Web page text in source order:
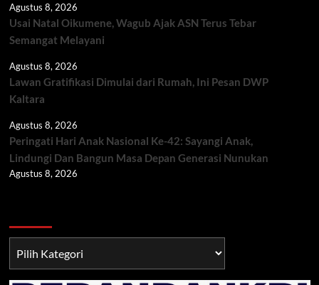
Agustus 8, 2026
Usai Natal Oikumene, Wagub Ajak ASN Terus Tebar
Semangat Melayani
Agustus 8, 2026
Lawan Gratifikasi Dimulai dari Rumah, Ini Pesan DWP
Kaltara
Agustus 8, 2026
Peringati Hari Anak Nasional Ke-42: Sayangi Anak,
Lindungi Dan Bangun Masa Depan Generasi Nunukan
Agustus 8, 2026
TNI/POLRI